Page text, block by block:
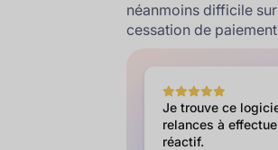
néanmoins difficile
cessation de
Je trouve ce
relances à
réactif.